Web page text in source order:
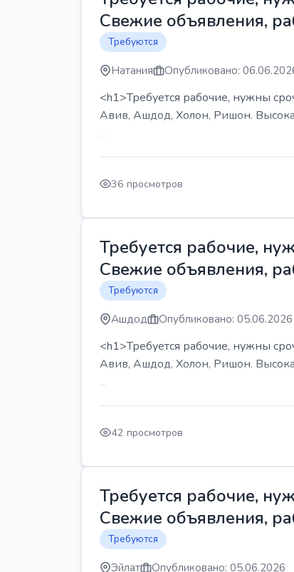
Свежие объявления,
Требуются
Натания Опубликовано:
<h1>Требуется рабочие, нужны
Авив, Ашдод, Холон, Ришон.
...
36 просмотров
Требуется рабочие,
Свежие объявления,
Требуются
Ашдод Опубликовано: 05.06.2026
<h1>Требуется рабочие, нужны
Авив, Ашдод, Холон, Ришон.
...
42 просмотров
Требуется рабочие,
Свежие объявления,
Требуются
Эйлат Опубликовано: 05.06.2026